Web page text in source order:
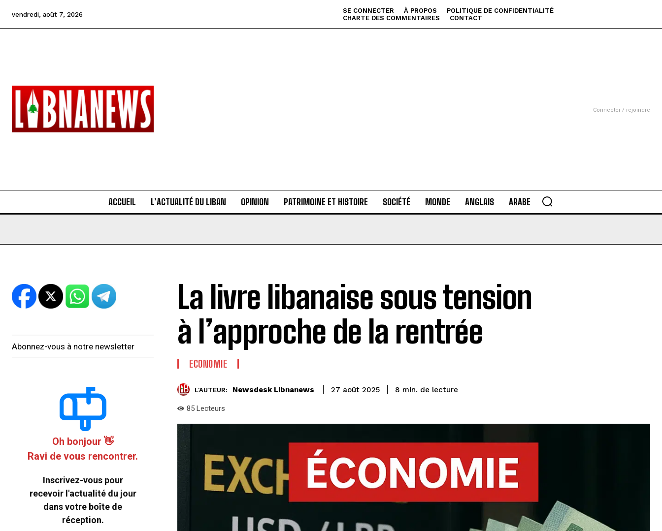
vendredi, août 7, 2026 SE CONNECTER À PROPOS
POLITIQUE DE CONFIDENTIALITÉ
CHARTE DES COMMENTAIRES
CONTACT
Connecter / rejoindre
ACCUEIL L’ACTUALITÉ DU LIBAN OPINION PATRIMOINE ET HISTOIRE SOCIÉTÉ MONDE ANGLAIS ARABE
Abonnez-vous à notre newsletter
Oh bonjour 👋
Ravi de vous rencontrer.
Inscrivez-vous pour
recevoir l'actualité du jour
dans votre boîte de
réception.
La livre libanaise sous tension
à l’approche de la rentrée
ECONOMIE
L'AUTEUR: Newsdesk Libnanews 27 août 2025 8 min. de lecture
85 Lecteurs